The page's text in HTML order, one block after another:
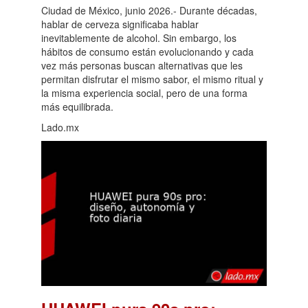
Ciudad de México, junio 2026.- Durante décadas,
hablar de cerveza significaba hablar
inevitablemente de alcohol. Sin embargo, los
hábitos de consumo están evolucionando y cada
vez más personas buscan alternativas que les
permitan disfrutar el mismo sabor, el mismo ritual y
la misma experiencia social, pero de una forma
más equilibrada.
Lado.mx